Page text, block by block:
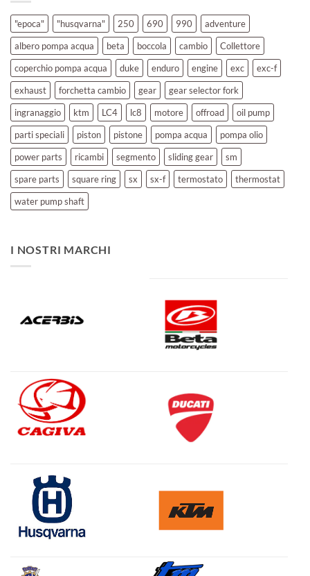
"epoca" "husqvarna" 250 690 990
adventure
albero pompa acqua
beta boccola cambio
Collettore
coperchio pompa acqua
duke enduro engine exc
exc-f
exhaust
forchetta cambio gear
gear selector fork
ingranaggio
ktm LC4 lc8 motore offroad
oil pump
parti speciali
piston pistone pompa acqua
pompa olio
power parts
ricambi segmento sliding gear
sm
spare parts
square ring sx sx-f termostato
thermostat
water pump shaft
I NOSTRI MARCHI